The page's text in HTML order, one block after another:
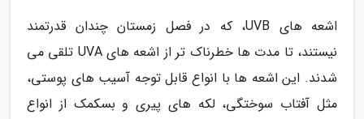
اشعه های UVB، که در فصل زمستان چندان قدرتمند
نیستند، تا مدت ها خطرناک تر از اشعه های UVA تلقی می
شدند. این اشعه ها با انواع قابل توجه آسیب های پوستی،
مثل آفتاب سوختگی، لکه های پیری و بسکمک از انواع